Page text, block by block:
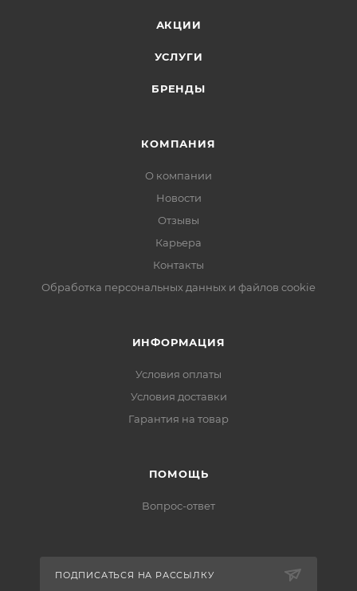
АКЦИИ
УСЛУГИ
БРЕНДЫ
КОМПАНИЯ
О компании
Новости
Отзывы
Карьера
Контакты
Обработка персональных данных и файлов cookie
ИНФОРМАЦИЯ
Условия оплаты
Условия доставки
Гарантия на товар
ПОМОЩЬ
Вопрос-ответ
ПОДПИСАТЬСЯ НА РАССЫЛКУ